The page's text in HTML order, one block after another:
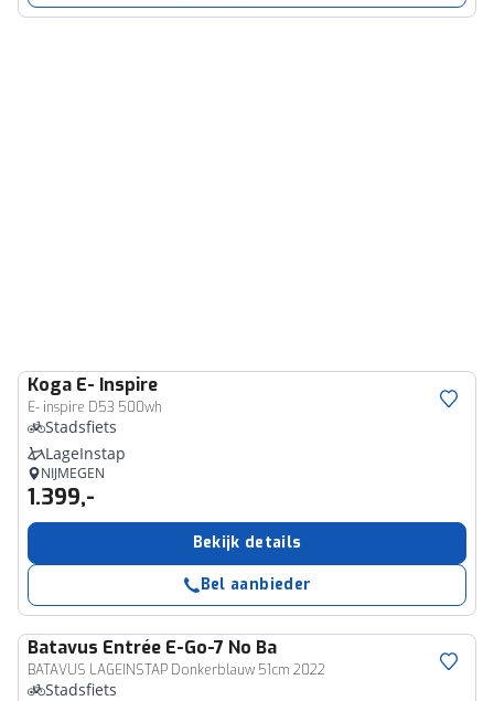
Koga E- Inspire
E- inspire D53 500wh
Stadsfiets
LageInstap
NIJMEGEN
1.399,-
Bekijk details
Bel aanbieder
Batavus Entrée E-Go-7 No Ba
BATAVUS LAGEINSTAP Donkerblauw 51cm 2022
Stadsfiets